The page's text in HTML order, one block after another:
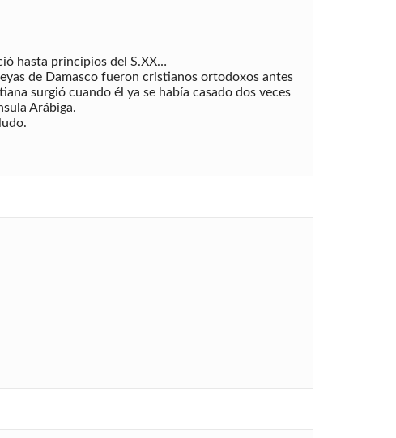
hasta principios del S.XX…
de Damasco fueron cristianos ortodoxos antes
surgió cuando él ya se había casado dos veces
Arábiga.